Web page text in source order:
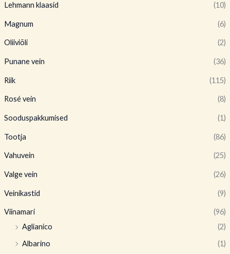
Lehmann klaasid (10)
Magnum (6)
Oliiviõli (2)
Punane vein (36)
Riik (115)
Rosé vein (8)
Sooduspakkumised (1)
Tootja (86)
Vahuvein (25)
Valge vein (26)
Veinikastid (9)
Viinamari
(96)
Aglianico
(2)
Albarino
(1)